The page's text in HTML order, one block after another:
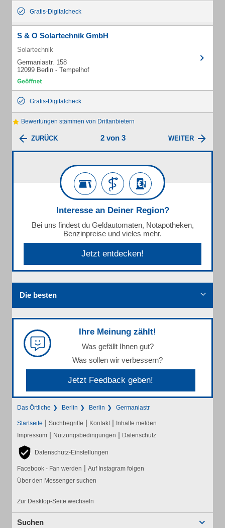
Gratis-Digitalcheck
S & O Solartechnik GmbH
Solartechnik
Germaniastr. 158
12099 Berlin - Tempelhof
Gratis-Digitalcheck
Bewertungen stammen von Drittanbietern
ZURÜCK 2 von 3 WEITER
Interesse an Deiner Region?
Bei uns findest du Geldautomaten, Notapotheken,
Benzinpreise und vieles mehr.
Jetzt entdecken!
Die besten
Ihre Meinung zählt!
Was gefällt Ihnen gut?
Was sollen wir verbessern?
Jetzt Feedback geben!
Das Örtliche Berlin Berlin Germaniastr
Startseite | Suchbegriffe | Kontakt | Inhalte melden
Impressum | Nutzungsbedingungen | Datenschutz
Datenschutz-Einstellungen
Facebook - Fan werden | Auf Instagram folgen
Über den Messenger suchen
Zur Desktop-Seite wechseln
Suchen